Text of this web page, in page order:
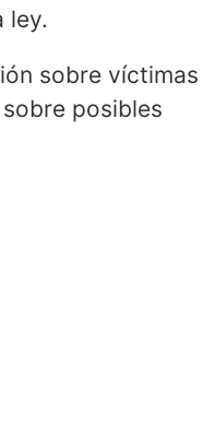
ley.
sobre víctimas
posibles